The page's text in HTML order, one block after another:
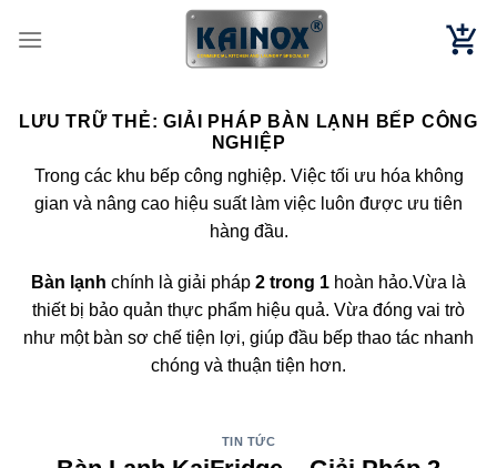
đến
LƯU TRỮ THẺ:GIẢI PHÁP BÀN LẠNH BẾP CÔNG
NGHIỆP
Trong các khu bếp công nghiệp. Việc tối ưu hóa không
gian và nâng cao hiệu suất làm việc luôn được ưu tiên
hàng đầu.
Bàn lạnh chính là giải pháp 2 trong 1 hoàn hảo.Vừa là
thiết bị bảo quản thực phẩm hiệu quả. Vừa đóng vai trò
như một bàn sơ chế tiện lợi, giúp đầu bếp thao tác nhanh
chóng và thuận tiện hơn.
TIN TỨC